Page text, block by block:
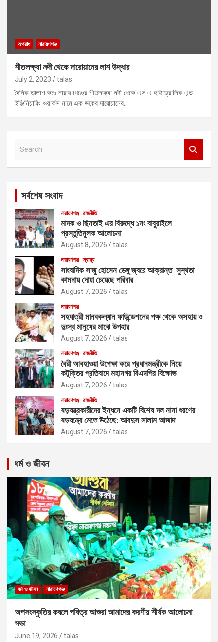
অপরাধ নারায়ণগঞ্জ
শীতলক্ষ্যা নদী থেকে দারোয়ানের লাশ উদ্ধার
July 2, 2023 talas
দৈনিক তালাশ.কমঃ নারায়ণগঞ্জের শীতলক্ষ্যা নদী থেকে এস এ হাইড্রোলিক এন্ড
ইঞ্জিনিয়ারিং ওয়ার্কস নামে এক ডকের দারোয়ানের…
সর্বশেষ সংবাদ
নারায়ণগঞ্জ রাজনীতি
মাদক ও ছিনতাই এর বিরুদ্ধে ১নং বাবুরাইলে
প্রস্তুতিমূলক আলোচনা
August 8, 2026 talas
নারায়ণগঞ্জ স্বাস্থ্য
সাংবাদিক সাজু হোসেন ডেঙ্গু জ্বরে আক্রান্ত সুস্থতা
কামনায় দোয়া চেয়েছে পরিবার
August 7, 2026 talas
নারায়ণগঞ্জ
সহযাত্রী মানবকল্যান ফাউন্ডেশনের পক্ষ থেকে অসহায় ও
দুঃস্থ মানুষের মাঝে উপহার
August 7, 2026 talas
নারায়ণগঞ্জ রাজনীতি
বৈরী আবহাওয়া উপেক্ষা করে প্রধানমন্ত্রীকে নিয়ে
কটূক্তির প্রতিবাদে মহানগর বিএনপির বিক্ষোভ
August 7, 2026 talas
নারায়ণগঞ্জ রাজনীতি
ষড়যন্ত্রকারীদের ইন্ধনে একটি বিশেষ দল নানা ধরণের
ষড়যন্ত্রে মেতে উঠেছে: আবদুস সালাম আজাদ
August 7, 2026 talas
ধর্ম ও জীবন
ধর্ম ও জীবন নারায়ণগঞ্জ
অপসংস্কৃতির কবলে পবিত্র আশুরা আমাদের করণীয় শীর্ষক আলোচনা
সভা
June 19, 2026 talas